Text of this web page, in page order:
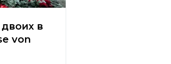
в
von